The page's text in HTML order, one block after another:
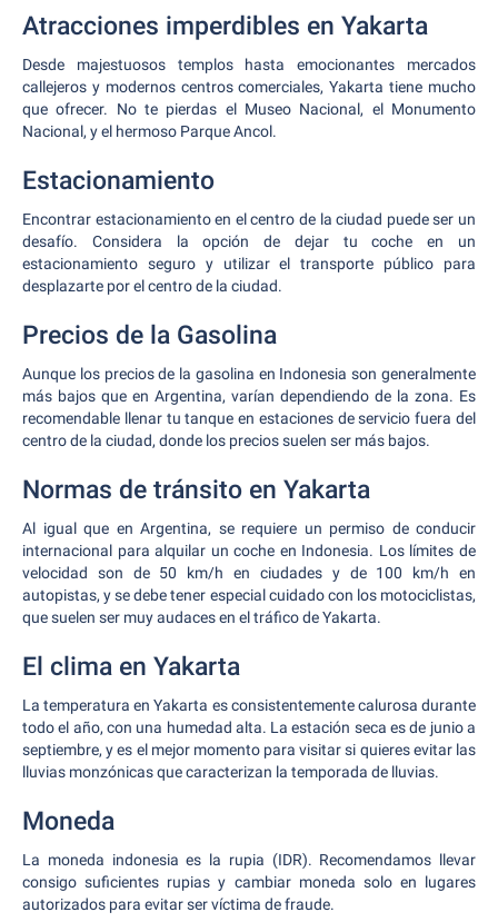
Atracciones imperdibles en Yakarta
Desde majestuosos templos hasta emocionantes mercados
callejeros y modernos centros comerciales, Yakarta tiene mucho
que ofrecer. No te pierdas el Museo Nacional, el Monumento
Nacional, y el hermoso Parque Ancol.
Estacionamiento
Encontrar estacionamiento en el centro de la ciudad puede ser un
desafío. Considera la opción de dejar tu coche en un
estacionamiento seguro y utilizar el transporte público para
desplazarte por el centro de la ciudad.
Precios de la Gasolina
Aunque los precios de la gasolina en Indonesia son generalmente
más bajos que en Argentina, varían dependiendo de la zona. Es
recomendable llenar tu tanque en estaciones de servicio fuera del
centro de la ciudad, donde los precios suelen ser más bajos.
Normas de tránsito en Yakarta
Al igual que en Argentina, se requiere un permiso de conducir
internacional para alquilar un coche en Indonesia. Los límites de
velocidad son de 50 km/h en ciudades y de 100 km/h en
autopistas, y se debe tener especial cuidado con los motociclistas,
que suelen ser muy audaces en el tráfico de Yakarta.
El clima en Yakarta
La temperatura en Yakarta es consistentemente calurosa durante
todo el año, con una humedad alta. La estación seca es de junio a
septiembre, y es el mejor momento para visitar si quieres evitar las
lluvias monzónicas que caracterizan la temporada de lluvias.
Moneda
La moneda indonesia es la rupia (IDR). Recomendamos llevar
consigo suficientes rupias y cambiar moneda solo en lugares
autorizados para evitar ser víctima de fraude.